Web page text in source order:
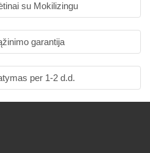
su Mokilizingu
garantija
per 1-2 d.d.